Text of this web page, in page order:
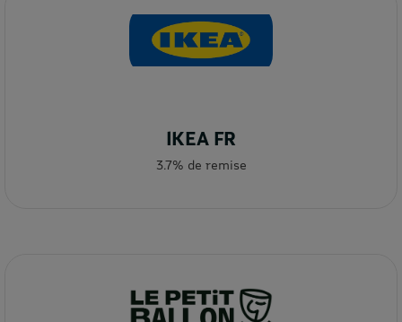
IKEA FR
3.7% de remise